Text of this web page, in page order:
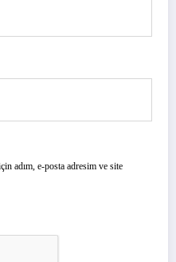
adım, e-posta adresim ve site